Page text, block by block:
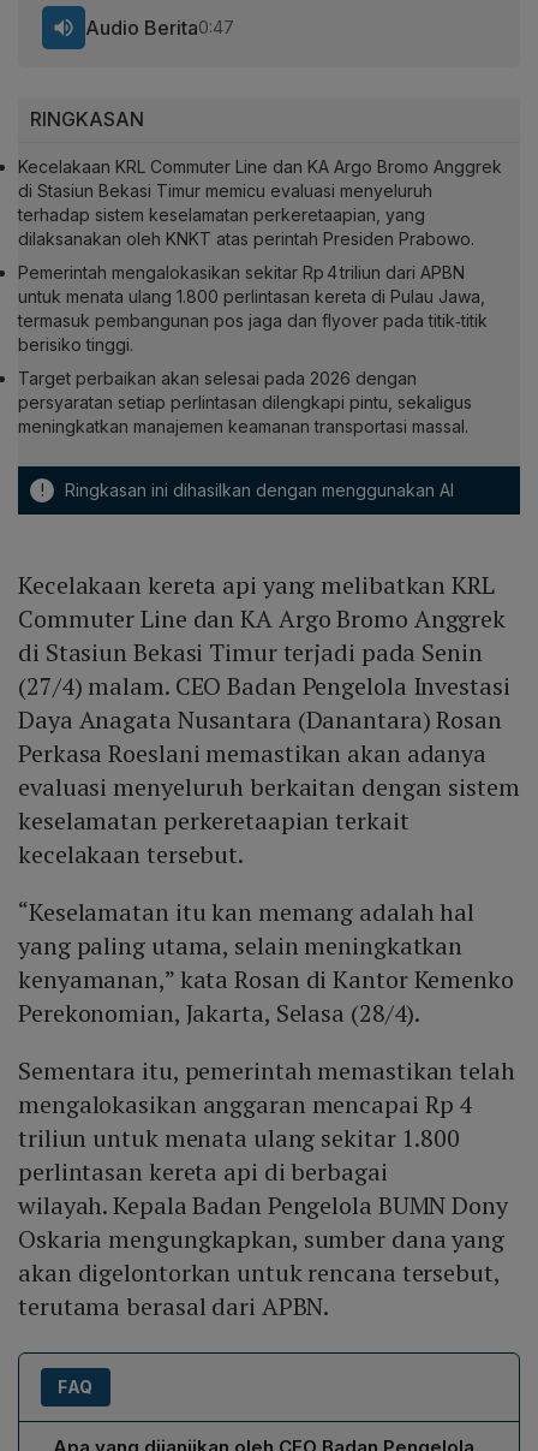
RINGKASAN
Kecelakaan KRL Commuter Line dan KA Argo Bromo Anggrek
di Stasiun Bekasi Timur memicu evaluasi menyeluruh
terhadap sistem keselamatan perkeretaapian, yang
dilaksanakan oleh KNKT atas perintah Presiden Prabowo.
Pemerintah mengalokasikan sekitar Rp 4 triliun dari APBN
untuk menata ulang 1.800 perlintasan kereta di Pulau Jawa,
termasuk pembangunan pos jaga dan flyover pada titik‑titik
berisiko tinggi.
Target perbaikan akan selesai pada 2026 dengan
persyaratan setiap perlintasan dilengkapi pintu, sekaligus
meningkatkan manajemen keamanan transportasi massal.
! Ringkasan ini dihasilkan dengan menggunakan AI
Audio Berita0:47
Kecelakaan kereta api yang melibatkan KRL
Commuter Line dan KA Argo Bromo Anggrek
di Stasiun Bekasi Timur terjadi pada Senin
(27/4) malam. CEO Badan Pengelola Investasi
Daya Anagata Nusantara (Danantara) Rosan
Perkasa Roeslani memastikan akan adanya
evaluasi menyeluruh berkaitan dengan sistem
keselamatan perkeretaapian terkait
kecelakaan tersebut.
“Keselamatan itu kan memang adalah hal
yang paling utama, selain meningkatkan
kenyamanan,” kata Rosan di Kantor Kemenko
Perekonomian, Jakarta, Selasa (28/4).
Sementara itu, pemerintah memastikan telah
mengalokasikan anggaran mencapai Rp 4
triliun untuk menata ulang sekitar 1.800
perlintasan kereta api di berbagai
wilayah. Kepala Badan Pengelola BUMN Dony
Oskaria mengungkapkan, sumber dana yang
akan digelontorkan untuk rencana tersebut,
terutama berasal dari APBN.
FAQ